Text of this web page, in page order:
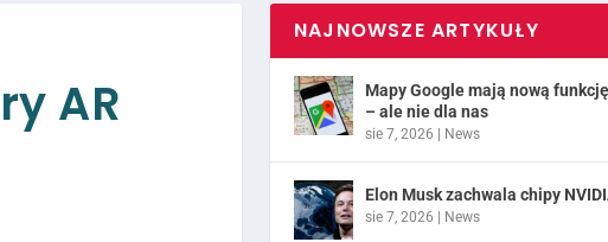
AR
NAJNOWSZE ARTYKUŁY
Mapy Google mają nową funkcję
– ale nie dla nas
sie 7, 2026 | News
Elon Musk zachwala chipy
sie 7, 2026 | News